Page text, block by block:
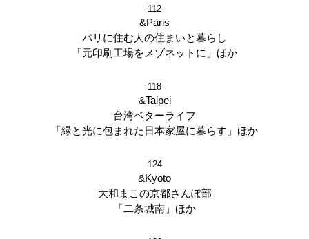
112
&Paris
パリに住む人の住まいと暮らし
「元印刷工場をメゾネットに」ほか
118
&Taipei
台湾ベターライフ
「緑と光に包まれた日本家屋に暮らす」ほか
124
&Kyoto
大和まこの京都さんぽ部
「二条城南」ほか